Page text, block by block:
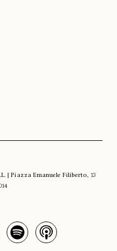
| Piazza Emanuele Filiberto, 13